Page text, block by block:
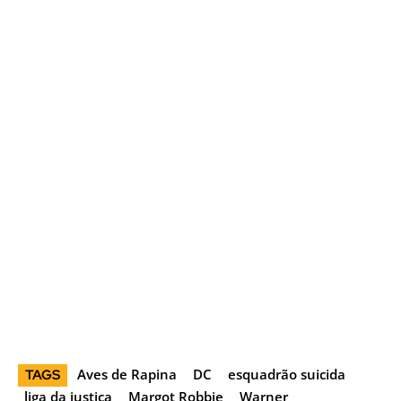
TAGS Aves de Rapina DC
esquadrão suicida
liga da justiça
Margot Robbie Warner